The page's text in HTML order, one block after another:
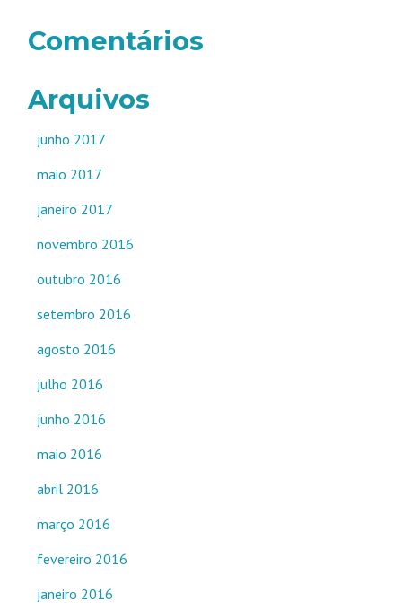
Comentários
Arquivos
junho 2017
maio 2017
janeiro 2017
novembro 2016
outubro 2016
setembro 2016
agosto 2016
julho 2016
junho 2016
maio 2016
abril 2016
março 2016
fevereiro 2016
janeiro 2016